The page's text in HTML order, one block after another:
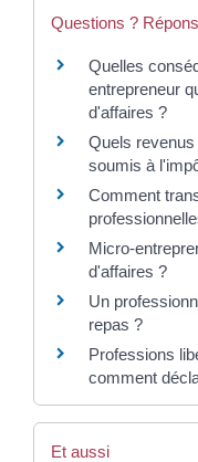
Questions ?
Quelles
entrepreneur
d'affaires ?
Quels
soumis à
Comment
Micro-
d'affaires ?
Un
repas ?
Professions
comment
Et aussi